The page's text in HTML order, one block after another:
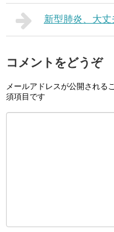
新型肺炎、大丈
コメントをどうぞ
メールアドレスが公開される
須項目です